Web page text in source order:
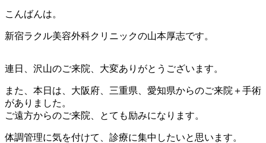
こんばんは。
新宿ラクル美容外科クリニックの山本厚志です。
連日、沢山のご来院、大変ありがとうございます。
また、本日は、大阪府、三重県、愛知県からのご来院＋手術
がありました。
ご遠方からのご来院、とても励みになります。
体調管理に気を付けて、診療に集中したいと思います。